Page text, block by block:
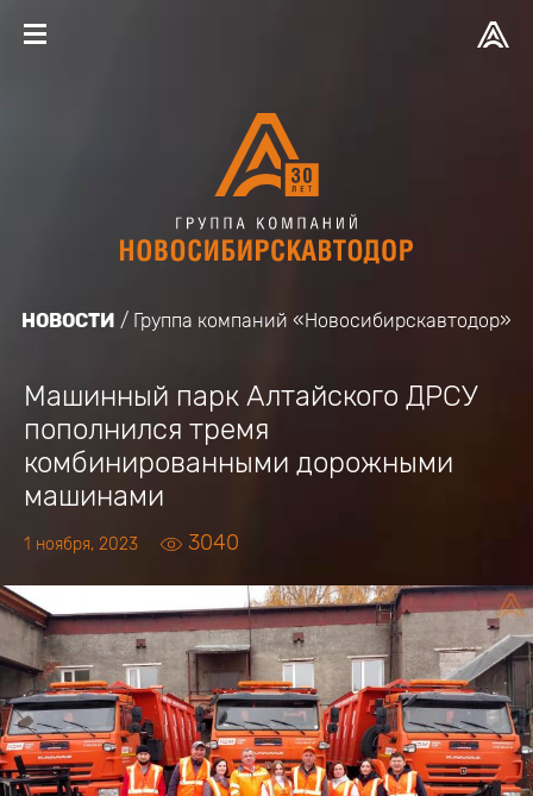
НОВОСТИ Группа компаний «Новосибирскавтодор»
Машинный парк Алтайского ДРСУ
пополнился тремя
комбинированными дорожными
машинами
1 ноября, 2023 3040